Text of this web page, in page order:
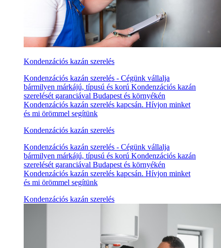
Kondenzációs kazán szerelés
Kondenzációs kazán szerelés - Cégünk vállalja
bármilyen márkájú, típusú és korú Kondenzációs kazán
szerelését garanciával Budapest és környékén
Kondenzációs kazán szerelés kapcsán. Hívjon minket
és mi örömmel segítünk
Kondenzációs kazán szerelés
Kondenzációs kazán szerelés - Cégünk vállalja
bármilyen márkájú, típusú és korú Kondenzációs kazán
szerelését garanciával Budapest és környékén
Kondenzációs kazán szerelés kapcsán. Hívjon minket
és mi örömmel segítünk
Kondenzációs kazán szerelés